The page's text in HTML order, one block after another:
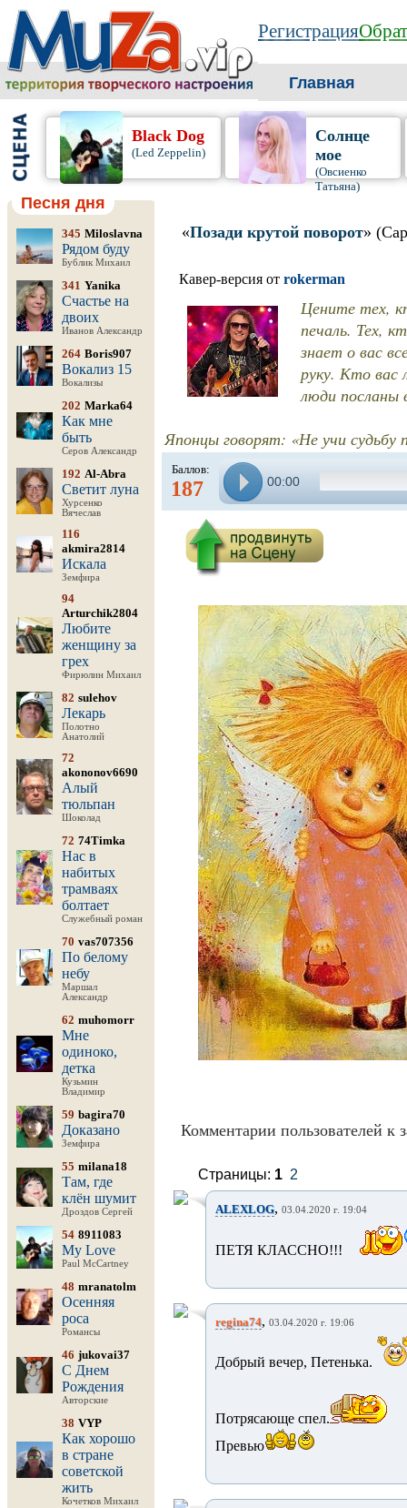
Регистрация
Главная
Black Dog
(Led Zeppelin)
Солнце
мое
(Овсиенко
Татьяна)
Песня дня
345 Miloslavna
Рядом буду
Бублик Михаил
341 Yanika
Счастье на
двоих
Иванов Александр
264 Boris907
Вокализ 15
Вокализы
202 Marka64
Как мне
быть
Серов Александр
192 Al-Abra
Светит луна
Хурсенко
Вячеслав
116
akmira2814
Искала
Земфира
94
Arturchik2804
Любите
женщину за
грех
Фирюлин Михаил
82 sulehov
Лекарь
Полотно
Анатолий
72
akononov6690
Алый
тюльпан
Шоколад
72 74Timka
Нас в
набитых
трамваях
болтает
Служебный роман
70 vas707356
По белому
небу
Маршал
Александр
62 muhomorr
Мне
одиноко,
детка
Кузьмин
Владимир
59 bagira70
Доказано
Земфира
55 milana18
Там, где
клён шумит
Дроздов Сергей
54 8911083
My Love
Paul McCartney
48 mranatolm
Осенняя
роса
Романсы
46 jukovai37
С Днем
Рождения
Авторские
38 VYP
Как хорошо
в стране
советской
жить
Кочетков Михаил
«Позади крутой поворот»
Кавер-версия от rokerman
Цените тех,
печаль. Тех,
знает о вас
руку. Кто
люди посланы
Японцы говорят: «Не учи
Баллов:
187 00:00
Комментарии пользователей к
Страницы: 1 2
ALEXLOG, 03.04.2020 г. 19:04
ПЕТЯ КЛАССНО!!!
regina74, 03.04.2020 г. 19:06
Добрый вечер, Петенька.
Потрясающе спел.
Превью